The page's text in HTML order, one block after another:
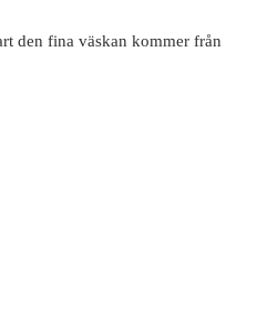
den fina väskan kommer från